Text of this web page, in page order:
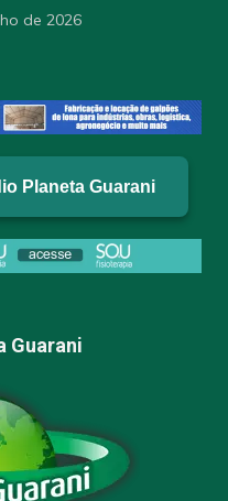
de 2026
Planeta Guarani
Guarani